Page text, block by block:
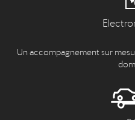
Un accompagnement sur